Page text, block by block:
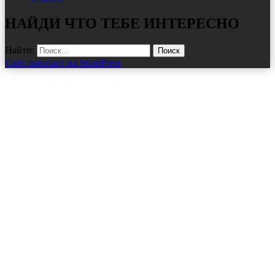
НАЙДИ ЧТО ТЕБЕ ИНТЕРЕСНО
Найти:
Сайт работает на WordPress